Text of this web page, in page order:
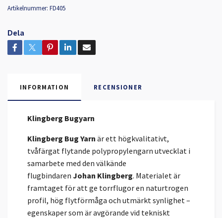
Artikelnummer: FD405
Dela
INFORMATION RECENSIONER
Klingberg Bugyarn
Klingberg Bug Yarn är ett högkvalitativt,
tvåfärgat flytande polypropylengarn utvecklat i
samarbete med den välkände
flugbindaren Johan Klingberg. Materialet är
framtaget för att ge torrflugor en naturtrogen
profil, hög flytförmåga och utmärkt synlighet –
egenskaper som är avgörande vid tekniskt